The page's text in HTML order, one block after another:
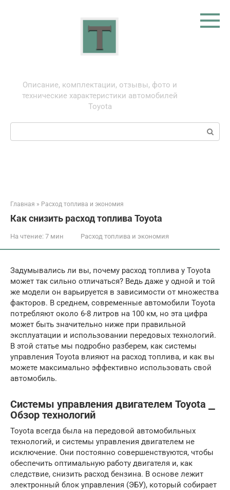
Описание, комплектации, отзывы, фото и
технические характеристики автомобилей
Toyota
Поиск:
Главная » Расход топлива и экономия
Как снизить расход топлива Toyota
На чтение: 7 мин Расход топлива и экономия
Задумывались ли вы, почему расход топлива у Toyota
может так сильно отличаться? Ведь даже у одной и той
же модели он варьируется в зависимости от множества
факторов. В среднем, современные автомобили Toyota
потребляют около 6-8 литров на 100 км, но эта цифра
может быть значительно ниже при правильной
эксплуатации и использовании передовых технологий.
В этой статье мы подробно разберем, как системы
управления Toyota влияют на расход топлива, и как вы
можете максимально эффективно использовать свой
автомобиль.
Системы управления двигателем Toyota ⎯
Обзор технологий
Toyota всегда была на передовой автомобильных
технологий, и системы управления двигателем не
исключение. Они постоянно совершенствуются, чтобы
обеспечить оптимальную работу двигателя и, как
следствие, снизить расход бензина. В основе лежит
электронный блок управления (ЭБУ), который собирает